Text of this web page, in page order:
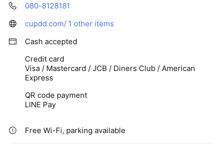
080-8128181
cupdd.com/ 1 other items
Cash accepted
Credit card
Visa / Mastercard / JCB / Diners Club / American
Express
QR code payment
LINE Pay
Free Wi-Fi, parking available